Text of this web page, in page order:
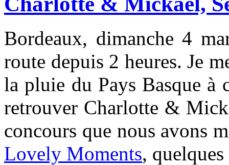
Bordeaux, dimanche 4
route depuis 2 heures. Je
la pluie du Pays Basque à
retrouver Charlotte &
concours que nous avons
Lovely Moments,